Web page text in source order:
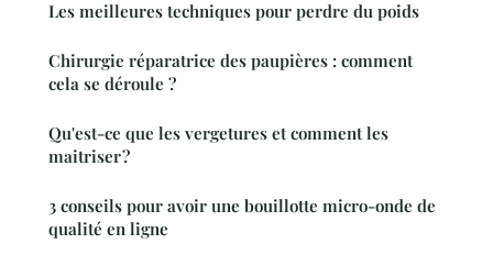
Les meilleures techniques pour perdre du poids
Chirurgie réparatrice des paupières : comment
cela se déroule ?
Qu'est-ce que les vergetures et comment les
maitriser ?
3 conseils pour avoir une bouillotte micro-onde de
qualité en ligne